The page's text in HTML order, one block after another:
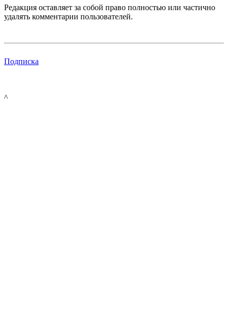
Редакция оставляет за собой право полностью или частично
удалять комментарии пользователей.
Подписка
^